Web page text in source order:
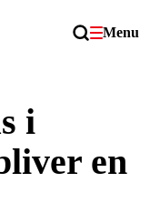
Menu
i
en